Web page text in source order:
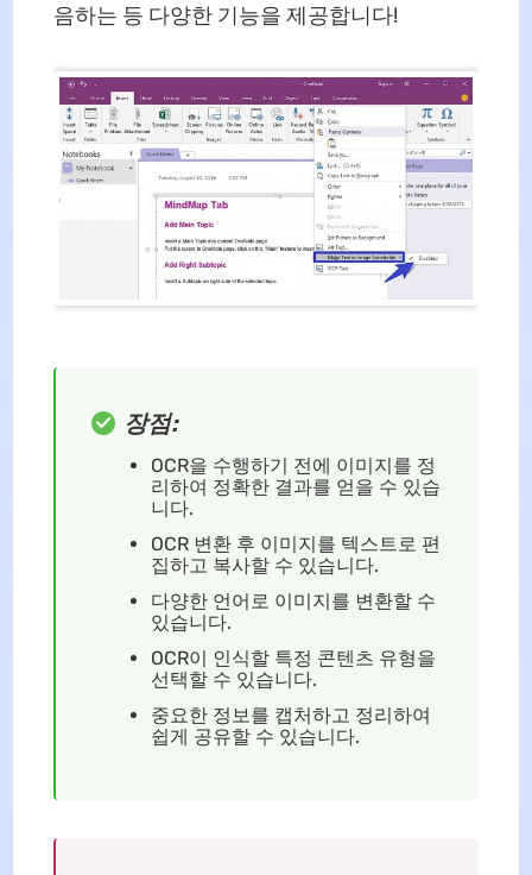
음하는 등 다양한 기능을 제공합니다!
장점:
OCR을 수행하기 전에 이미지를 정
리하여 정확한 결과를 얻을 수 있습
니다.
OCR 변환 후 이미지를 텍스트로 편
집하고 복사할 수 있습니다.
다양한 언어로 이미지를 변환할 수
있습니다.
OCR이 인식할 특정 콘텐츠 유형을
선택할 수 있습니다.
중요한 정보를 캡처하고 정리하여
쉽게 공유할 수 있습니다.